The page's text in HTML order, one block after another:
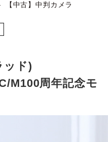
【中古】中判カメラ
ッド)
M100周年記念モ